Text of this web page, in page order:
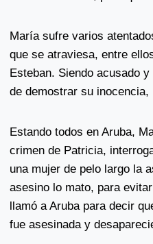
María sufre varios
que se atraviesa, entre
Esteban. Siendo acusado
de demostrar su
Estando todos en Aruba,
crimen de Patricia,
una mujer de pelo largo la
asesino lo mato, para
llamó a Aruba para decir
fue asesinada y